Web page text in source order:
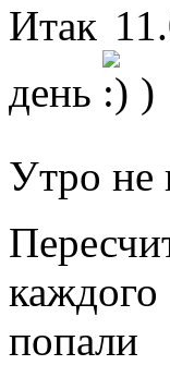
Итак
день
)
Утро не